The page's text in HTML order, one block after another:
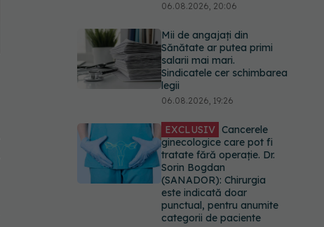
06.08.2026, 20:06
Mii de angajați din
Sănătate ar putea primi
salarii mai mari.
Sindicatele cer schimbarea
legii
06.08.2026, 19:26
EXCLUSIV Cancerele
ginecologice care pot fi
tratate fără operație. Dr.
Sorin Bogdan
(SANADOR): Chirurgia
este indicată doar
punctual, pentru anumite
categorii de paciente